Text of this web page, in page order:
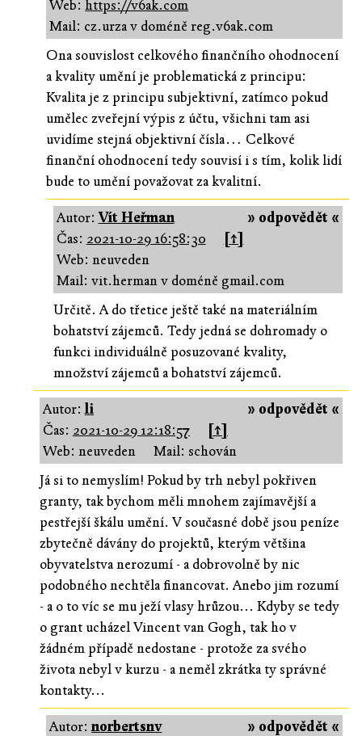
Web:https://v6ak.com
Mail: cz.urza v doméně reg.v6ak.com
Ona souvislost celkového finančního ohodnocení
a kvality umění je problematická z principu:
Kvalita je z principu subjektivní, zatímco pokud
umělec zveřejní výpis z účtu, všichni tam asi
uvidíme stejná objektivní čísla… Celkové
finanční ohodnocení tedy souvisí i s tím, kolik lidí
bude to umění považovat za kvalitní.
» odpovědět «
Autor:Vít Heřman
Čas: 2021-10-29 16:58:30
[↑]
Web: neuveden
Mail: vit.herman v doméně gmail.com
Určitě. A do třetice ještě také na materiálním
bohatství zájemců. Tedy jedná se dohromady o
funkci individuálně posuzované kvality,
množství zájemců a bohatství zájemců.
» odpovědět «
Autor:li
Čas: 2021-10-29 12:18:57
[↑]
Web: neuveden
Mail: schován
Já si to nemyslím! Pokud by trh nebyl pokřiven
granty, tak bychom měli mnohem zajímavější a
pestřejší škálu umění. V současné době jsou peníze
zbytečně dávány do projektů, kterým většina
obyvatelstva nerozumí - a dobrovolně by nic
podobného nechtěla financovat. Anebo jim rozumí
- a o to víc se mu ježí vlasy hrůzou... Kdyby se tedy
o grant ucházel Vincent van Gogh, tak ho v
žádném případě nedostane - protože za svého
života nebyl v kurzu - a neměl zkrátka ty správné
kontakty...
» odpovědět «
Autor:norbertsnv